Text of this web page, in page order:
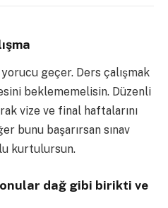
geçer. Ders çalışmak
beklememelisin. Düzenli
vize ve final haftalarını
bunu başarırsan sınav
kurtulursun.
dağ gibi birikti ve